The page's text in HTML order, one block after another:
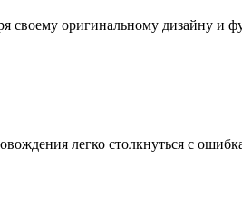
своему оригинальному дизайну и
легко столкнуться с